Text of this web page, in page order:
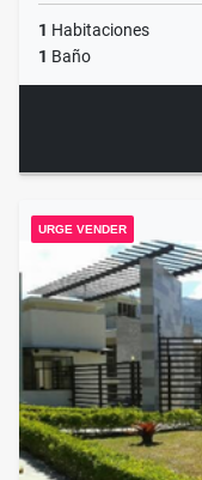
1 Habitaciones
1 Baño
URGE VENDER